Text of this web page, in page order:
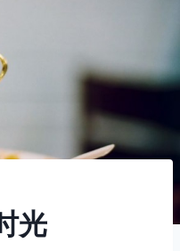
光